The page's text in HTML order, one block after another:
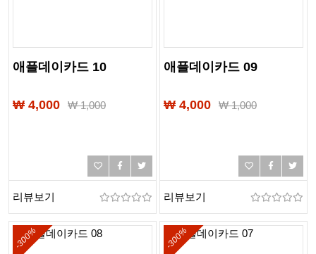
애플데이카드 10
₩ 4,000 ₩1,000
리뷰보기
애플데이카드 09
₩ 4,000 ₩1,000
리뷰보기
-300% -300%